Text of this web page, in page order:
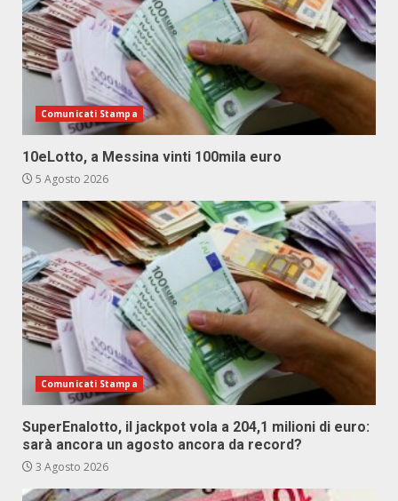
Comunicati Stampa
10eLotto, a Messina vinti 100mila euro
5 Agosto 2026
Comunicati Stampa
SuperEnalotto, il jackpot vola a 204,1 milioni di euro:
sarà ancora un agosto ancora da record?
3 Agosto 2026